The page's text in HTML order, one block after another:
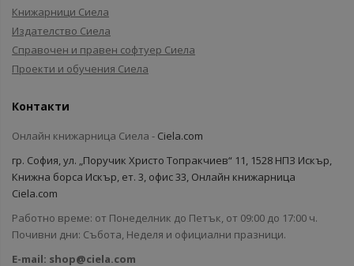
Книжарници Сиела
Издателство Сиела
Справочен и правен софтуер Сиела
Проекти и обучения Сиела
Контакти
Онлайн книжарница Сиела - Ciela.com
гр. София, ул. „Поручик Христо Топракчиев“ 11, 1528 НПЗ Искър,
Книжна борса Искър, ет. 3, офис 33, Онлайн книжарница
Ciela.com
Работно време: от Понеделник до Петък, от 09:00 до 17:00 ч.
Почивни дни: Събота, Неделя и официални празници.
E-mail: shop@ciela.com